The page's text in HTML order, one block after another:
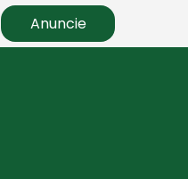
Anuncie